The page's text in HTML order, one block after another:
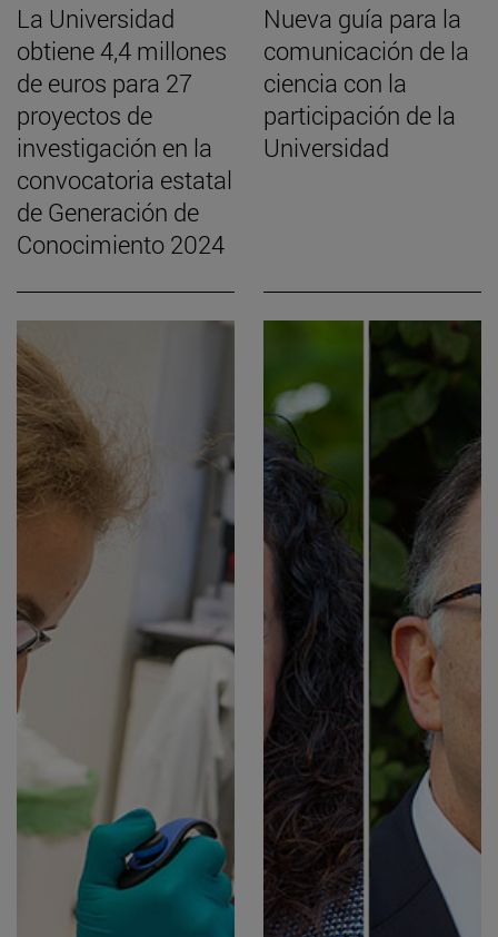
La Universidad
obtiene 4,4 millones
de euros para 27
proyectos de
investigación en la
convocatoria estatal
de Generación de
Conocimiento 2024
Nueva guía para la
comunicación de la
ciencia con la
participación de la
Universidad